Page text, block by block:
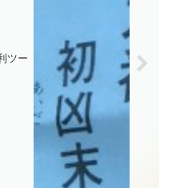
ツー